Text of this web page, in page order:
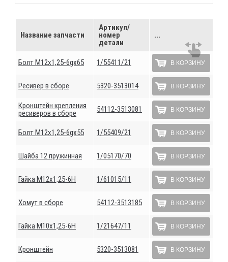
Название запчасти
Артикул/
номер
детали
...
Болт М12х1,25-6gх65 1/55411/21 В КОРЗИНУ
Ресивер в сборе 5320-3513014 В КОРЗИНУ
Кронштейн крепления
ресиверов в сборе
54112-3513081 В КОРЗИНУ
Болт М12х1,25-6gх55 1/55409/21 В КОРЗИНУ
Шайба 12 пружинная 1/05170/70 В КОРЗИНУ
Гайка М12х1,25-6Н 1/61015/11 В КОРЗИНУ
Хомут в сборе 54112-3513185 В КОРЗИНУ
Гайка М10х1,25-6Н 1/21647/11 В КОРЗИНУ
Кронштейн 5320-3513081 В КОРЗИНУ